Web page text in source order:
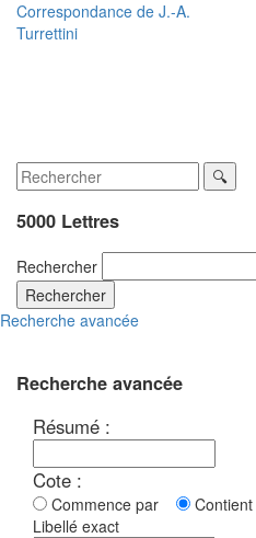
Correspondance de J.-A.
Turrettini
5000 Lettres
Rechercher
Rechercher
Recherche avancée
Recherche avancée
Résumé :
Cote :
Commence par Contient
Libellé exact